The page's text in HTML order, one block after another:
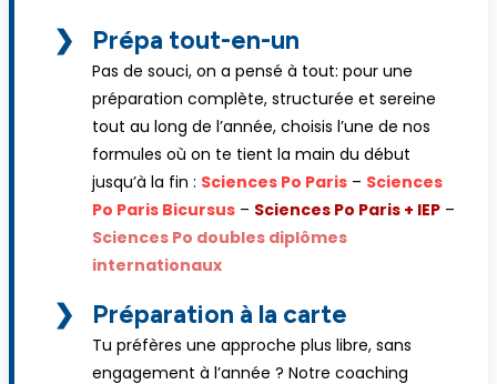
❯ Prépa tout-en-un
Pas de souci, on a pensé à tout: pour une
préparation complète, structurée et sereine
tout au long de l’année, choisis l’une de nos
formules où on te tient la main du début
jusqu’à la fin : Sciences Po Paris – Sciences
Po Paris Bicursus – Sciences Po Paris + IEP –
Sciences Po doubles diplômes
internationaux
❯ Préparation à la carte
Tu préfères une approche plus libre, sans
engagement à l’année ? Notre coaching